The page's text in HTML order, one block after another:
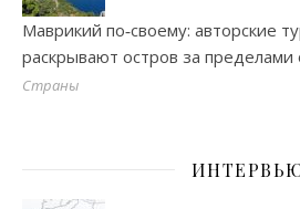
Маврикий по‑своему: авторские
раскрывают остров за пределами
Страны